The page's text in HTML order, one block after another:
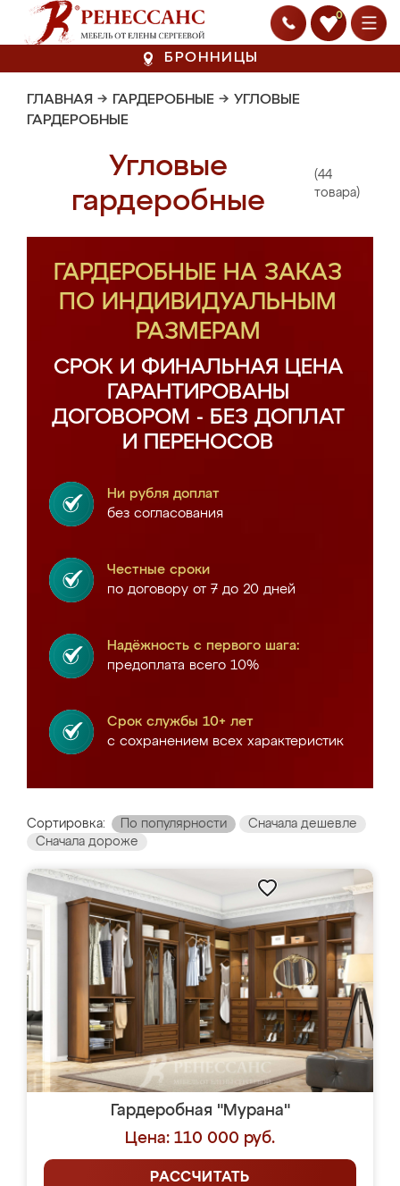
0
БРОННИЦЫ
ГЛАВНАЯ → ГАРДЕРОБНЫЕ → УГЛОВЫЕ
ГАРДЕРОБНЫЕ
Угловые
гардеробные
(44
товара)
ГАРДЕРОБНЫЕ НА ЗАКАЗ
ПО ИНДИВИДУАЛЬНЫМ
РАЗМЕРАМ
СРОК И ФИНАЛЬНАЯ ЦЕНА
ГАРАНТИРОВАНЫ
ДОГОВОРОМ - БЕЗ ДОПЛАТ
И ПЕРЕНОСОВ
Ни рубля доплат
без согласования
Честные сроки
по договору от 7 до 20 дней
Надёжность с первого шага:
предоплата всего 10%
Срок службы 10+ лет
с сохранением всех характеристик
Сортировка: По популярности
Сначала дешевле
Сначала дороже
Гардеробная "Мурана"
Цена: 110 000 руб.
РАССЧИТАТЬ